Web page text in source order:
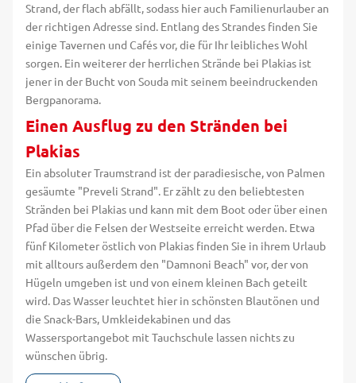
Strand, der flach abfällt, sodass hier auch Familienurlauber an
der richtigen Adresse sind. Entlang des Strandes finden Sie
einige Tavernen und Cafés vor, die für Ihr leibliches Wohl
sorgen. Ein weiterer der herrlichen Strände bei Plakias ist
jener in der Bucht von Souda mit seinem beeindruckenden
Bergpanorama.
Einen Ausflug zu den Stränden bei
Plakias
Ein absoluter Traumstrand ist der paradiesische, von Palmen
gesäumte "Preveli Strand". Er zählt zu den beliebtesten
Stränden bei Plakias und kann mit dem Boot oder über einen
Pfad über die Felsen der Westseite erreicht werden. Etwa
fünf Kilometer östlich von Plakias finden Sie in ihrem Urlaub
mit alltours außerdem den "Damnoni Beach" vor, der von
Hügeln umgeben ist und von einem kleinen Bach geteilt
wird. Das Wasser leuchtet hier in schönsten Blautönen und
die Snack-Bars, Umkleidekabinen und das
Wassersportangebot mit Tauchschule lassen nichts zu
wünschen übrig.